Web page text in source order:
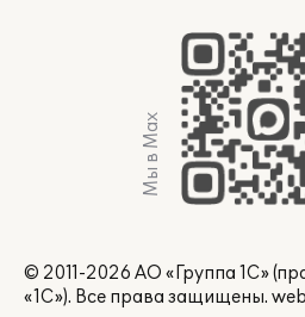
Мы в Max
© 2011-2026 АО «Группа 1С»
«1С»). Все права защищены.